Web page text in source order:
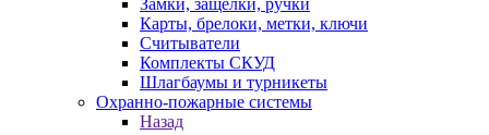
Замки, защелки, ручки
Карты, брелоки, метки, ключи
Считыватели
Комплекты СКУД
Шлагбаумы и турникеты
Охранно-пожарные системы
Назад